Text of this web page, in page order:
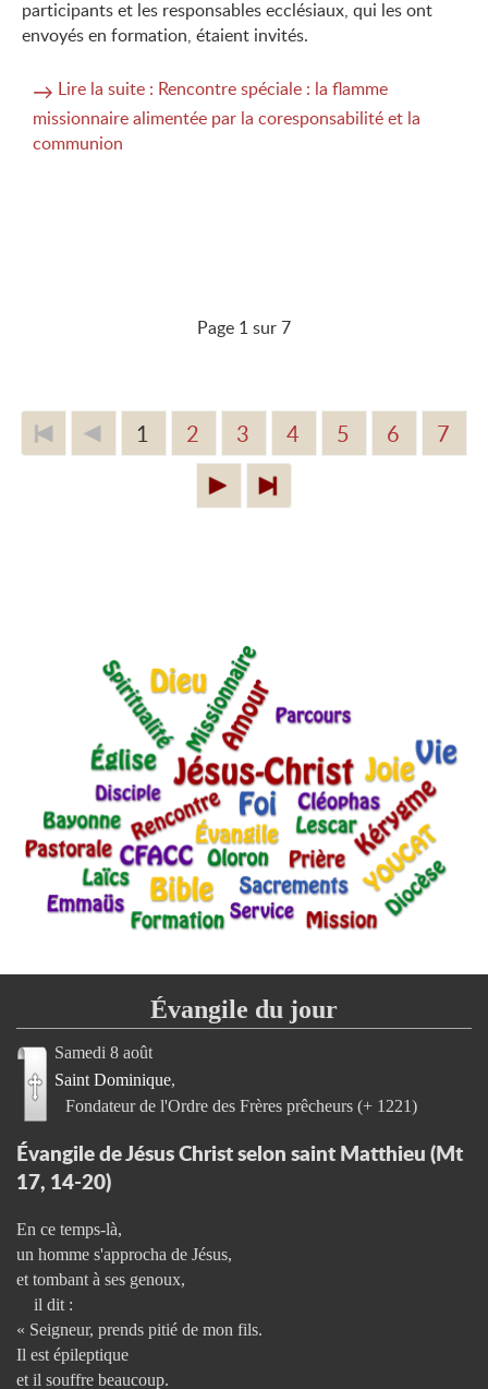
participants et les responsables ecclésiaux, qui les ont
envoyés en formation, étaient invités.
Lire la suite : Rencontre spéciale : la flamme
missionnaire alimentée par la coresponsabilité et la
communion
Page 1 sur 7
1 2 3 4 5 6 7
Évangile du jour
Samedi 8 août
Saint Dominique
Fondateur de l'Ordre des Frères prêcheurs (+ 1221)
Évangile de Jésus Christ selon saint Matthieu (Mt
17, 14-20)
En ce temps-là,
un homme s'approcha de Jésus,
et tombant à ses genoux,
il dit :
« Seigneur, prends pitié de mon fils.
Il est épileptique
et il souffre beaucoup.